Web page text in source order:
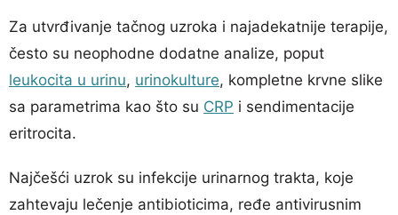
Za utvrđivanje tačnog uzroka i najadekatnije terapije,
često su neophodne dodatne analize, poput
leukocita u urinu, urinokulture, kompletne krvne slike
sa parametrima kao što su CRP i sendimentacije
eritrocita.
Najčešći uzrok su infekcije urinarnog trakta, koje
zahtevaju lečenje antibioticima, ređe antivirusnim